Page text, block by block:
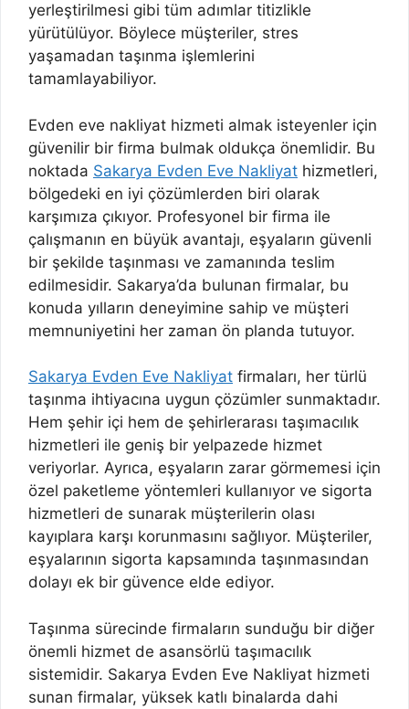
yerleştirilmesi gibi tüm adımlar titizlikle
yürütülüyor. Böylece müşteriler, stres
yaşamadan taşınma işlemlerini
tamamlayabiliyor.
Evden eve nakliyat hizmeti almak isteyenler için
güvenilir bir firma bulmak oldukça önemlidir. Bu
noktada Sakarya Evden Eve Nakliyat hizmetleri,
bölgedeki en iyi çözümlerden biri olarak
karşımıza çıkıyor. Profesyonel bir firma ile
çalışmanın en büyük avantajı, eşyaların güvenli
bir şekilde taşınması ve zamanında teslim
edilmesidir. Sakarya’da bulunan firmalar, bu
konuda yılların deneyimine sahip ve müşteri
memnuniyetini her zaman ön planda tutuyor.
Sakarya Evden Eve Nakliyat firmaları, her türlü
taşınma ihtiyacına uygun çözümler sunmaktadır.
Hem şehir içi hem de şehirlerarası taşımacılık
hizmetleri ile geniş bir yelpazede hizmet
veriyorlar. Ayrıca, eşyaların zarar görmemesi için
özel paketleme yöntemleri kullanıyor ve sigorta
hizmetleri de sunarak müşterilerin olası
kayıplara karşı korunmasını sağlıyor. Müşteriler,
eşyalarının sigorta kapsamında taşınmasından
dolayı ek bir güvence elde ediyor.
Taşınma sürecinde firmaların sunduğu bir diğer
önemli hizmet de asansörlü taşımacılık
sistemidir. Sakarya Evden Eve Nakliyat hizmeti
sunan firmalar, yüksek katlı binalarda dahi